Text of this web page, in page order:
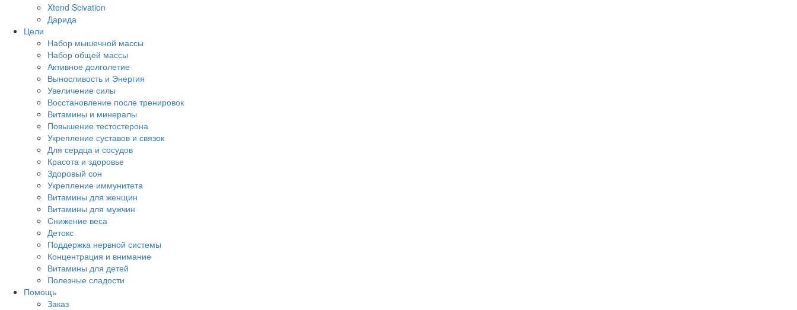
Xtend Scivation
Дарида
Цели
Набор мышечной массы
Набор общей массы
Активное долголетие
Выносливость и Энергия
Увеличение силы
Восстановление после тренировок
Витамины и минералы
Повышение тестостерона
Укрепление суставов и связок
Для сердца и сосудов
Красота и здоровье
Здоровый сон
Укрепление иммунитета
Витамины для женщин
Витамины для мужчин
Снижение веса
Детокс
Поддержка нервной системы
Концентрация и внимание
Витамины для детей
Полезные сладости
Помощь
Заказ